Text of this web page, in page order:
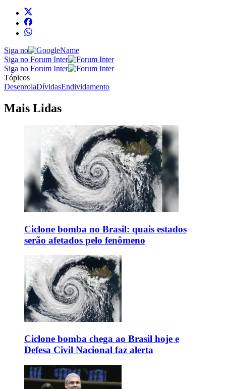
Siga no
Siga no Forum Inter
Siga no Forum Inter
Tópicos
DesenrolaDívidasEndividamento
Mais Lidas
Ciclone bomba no Brasil: quais estados
serão afetados pelo fenômeno
Ciclone bomba chega ao Brasil hoje e
Defesa Civil Nacional faz alerta